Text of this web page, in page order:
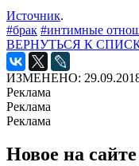
Источник.
#брак #интимные
ВЕРНУТЬСЯ К
ИЗМЕНЕНО:
Реклама
Реклама
Реклама
Новое на сайте